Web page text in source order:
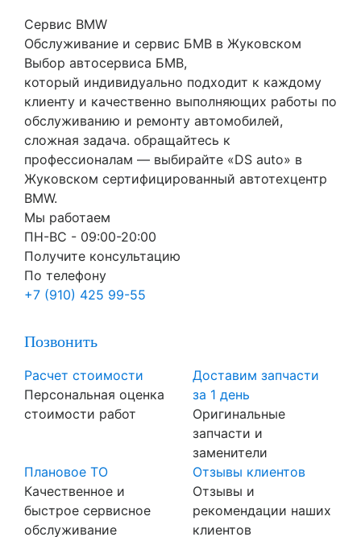
Сервис BMW
Обслуживание и сервис БМВ в Жуковском
Выбор автосервиса БМВ,
который индивидуально подходит к каждому
клиенту и качественно выполняющих работы по
обслуживанию и ремонту автомобилей,
сложная задача. обращайтесь к
профессионалам — выбирайте «DS auto» в
Жуковском сертифицированный автотехцентр
BMW.
Мы работаем
ПН-ВC - 09:00-20:00
Получите консультацию
По телефону
+7 (910) 425 99-55
Позвонить
Расчет стоимости
Персональная оценка
стоимости работ
Доставим запчасти
за 1 день
Оригинальные
запчасти и
заменители
Плановое ТО
Качественное и
быстрое сервисное
обслуживание
Отзывы клиентов
Отзывы и
рекомендации наших
клиентов